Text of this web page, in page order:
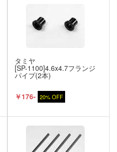
タミヤ
[SP-1100]4.6x4.7フランジ
パイプ(2本)
￥176- 20% OFF